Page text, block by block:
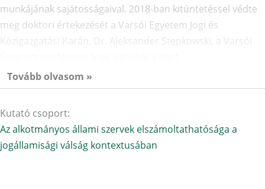
munkájának sajátosságaival. 2018-ban kitüntetéssel védte
meg doktori értekezését a Varsói Egyetem Jogi és
Közigazgatási Karán, Dr. Aleksander Stępkowski, a Varsói
Tovább olvasom »
Kutató csoport:
Az alkotmányos állami szervek elszámoltathatósága a
jogállamisági válság kontextusában